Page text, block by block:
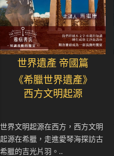
世界遺產 帝國篇
《希臘世界遺產》
西方文明起源
世界文明起源在西方，西方文明
起源在希臘，走進愛琴海探訪古
希臘的吉光片羽。..